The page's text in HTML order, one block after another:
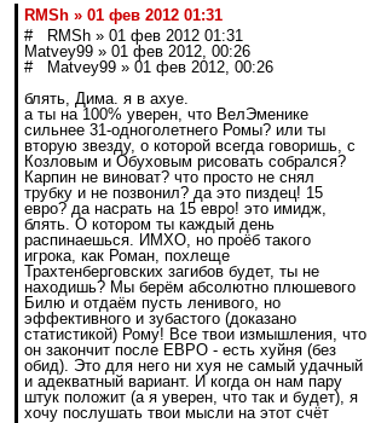
RMSh » 01 фев 2012 01:31
# RMSh » 01 фев 2012 01:31
Matvey99 » 01 фев 2012, 00:26
# Matvey99 » 01 фев 2012, 00:26
блять, Дима. я в ахуе.
а ты на 100% уверен, что ВелЭменике
сильнее 31-одноголетнего Ромы? или ты
вторую звезду, о которой всегда говоришь, с
Козловым и Обуховым рисовать собрался?
Карпин не виноват? что просто не снял
трубку и не позвонил? да это пиздец! 15
евро? да насрать на 15 евро! это имидж,
блять. О котором ты каждый день
распинаешься. ИМХО, но проёб такого
игрока, как Роман, похлеще
Трахтенберговских загибов будет, ты не
находишь? Мы берём абсолютно плюшевого
Билю и отдаём пусть ленивого, но
эффективного и зубастого (доказано
статистикой) Рому! Все твои измышления, что
он закончит после ЕВРО - есть хуйня (без
обид). Это для него ни хуя не самый удачный
и адекватный вариант. И когда он нам пару
штук положит (а я уверен, что так и будет), я
хочу послушать твои мысли на этот счёт